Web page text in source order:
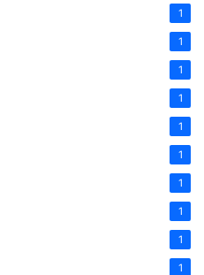
1
1
1
1
1
1
1
1
1
1